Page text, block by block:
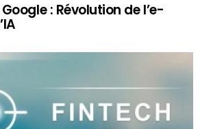
: Révolution de l’e-